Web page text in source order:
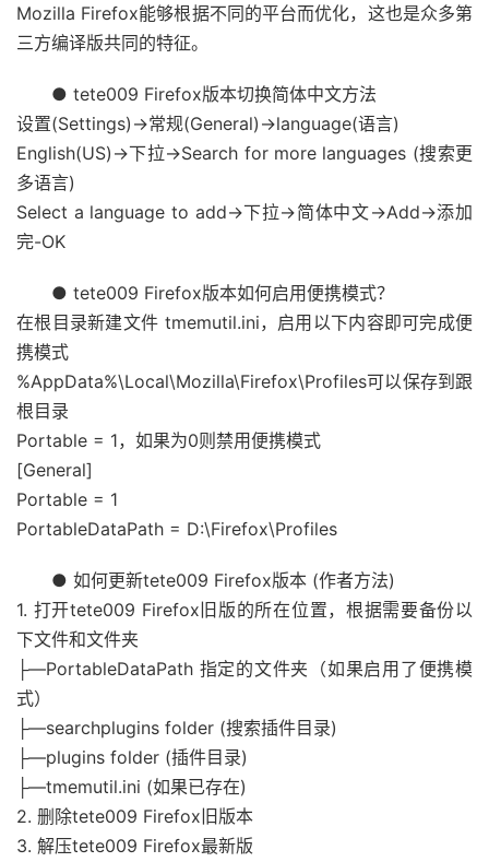
Mozilla Firefox能够根据不同的平台而优化，这也是众多第
三方编译版共同的特征。
● tete009 Firefox版本切换简体中文方法
设置(Settings)->常规(General)->language(语言)
English(US)->下拉->Search for more languages (搜索更
多语言)
Select a language to add->下拉->简体中文->Add->添加
完-OK
● tete009 Firefox版本如何启用便携模式？
在根目录新建文件 tmemutil.ini，启用以下内容即可完成便
携模式
%AppData%\Local\Mozilla\Firefox\Profiles可以保存到跟
根目录
Portable = 1，如果为0则禁用便携模式
[General]
Portable = 1
PortableDataPath = D:\Firefox\Profiles
● 如何更新tete009 Firefox版本 (作者方法)
1. 打开tete009 Firefox旧版的所在位置，根据需要备份以
下文件和文件夹
├—PortableDataPath 指定的文件夹（如果启用了便携模
式）
├—searchplugins folder (搜索插件目录)
├—plugins folder (插件目录)
├—tmemutil.ini (如果已存在)
2. 删除tete009 Firefox旧版本
3. 解压tete009 Firefox最新版